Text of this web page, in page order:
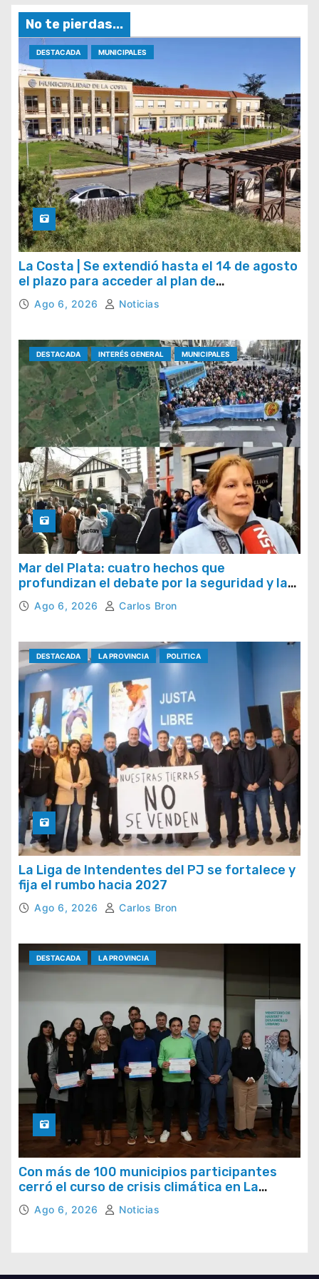
No te pierdas...
DESTACADA MUNICIPALES
La Costa | Se extendió hasta el 14 de agosto
el plazo para acceder al plan de
regularización de tasas municipales
Ago 6, 2026 Noticias
DESTACADA INTERÉS GENERAL MUNICIPALES
Mar del Plata: cuatro hechos que
profundizan el debate por la seguridad y la
respuesta del Estado
Ago 6, 2026 Carlos Bron
DESTACADA LA PROVINCIA POLITICA
La Liga de Intendentes del PJ se fortalece y
fija el rumbo hacia 2027
Ago 6, 2026 Carlos Bron
DESTACADA LA PROVINCIA
Con más de 100 municipios participantes
cerró el curso de crisis climática en La
Provincia
Ago 6, 2026 Noticias